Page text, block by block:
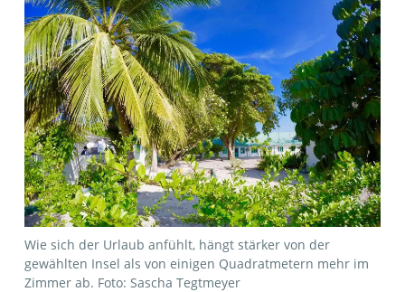
Wie sich der Urlaub anfühlt, hängt stärker von der
gewählten Insel als von einigen Quadratmetern mehr im
Zimmer ab. Foto: Sascha Tegtmeyer